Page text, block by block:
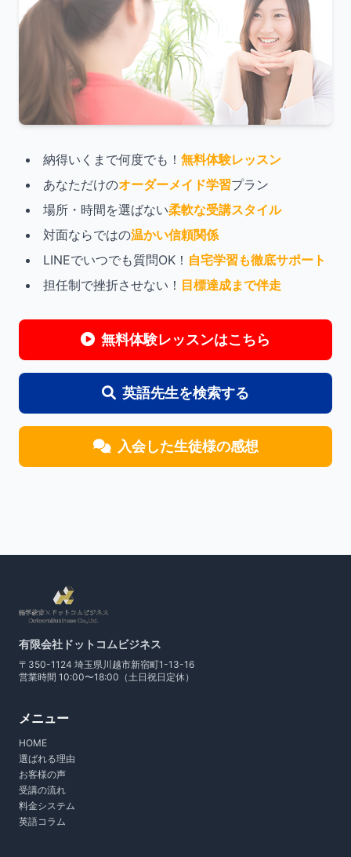
納得いくまで何度でも！ 無料体験レッスン
あなただけのオーダーメイド学習プラン
場所・時間を選ばない柔軟な受講スタイル
対面ならではの温かい信頼関係
LINEでいつでも質問OK！ 自宅学習も徹底サポート
担任制で挫折させない！ 目標達成まで伴走
無料体験レッスンはこちら
英語先生を検索する
入会した生徒様の感想
有限会社ドットコムビジネス
〒350-1124 埼玉県川越市新宿町1-13-16
営業時間 10:00〜18:00（土日祝日定休）
メニュー
HOME
選ばれる理由
お客様の声
受講の流れ
料金システム
英語コラム